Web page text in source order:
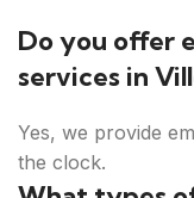
Do you offer
services in
Yes, we provide
the clock.